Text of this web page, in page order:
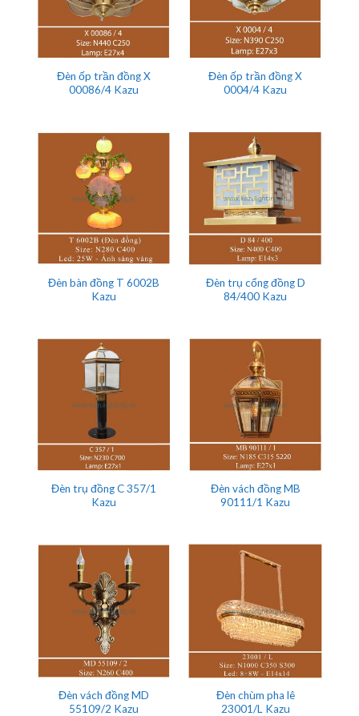
Đèn ốp trần đồng X
00086/4 Kazu
Đèn ốp trần đồng X
0004/4 Kazu
Đèn bàn đồng T 6002B
Kazu
Đèn trụ cổng đồng D
84/400 Kazu
Đèn trụ đồng C 357/1
Kazu
Đèn vách đồng MB
90111/1 Kazu
Đèn vách đồng MD
55109/2 Kazu
Đèn chùm pha lê
23001/L Kazu